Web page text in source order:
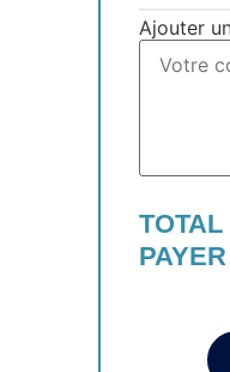
Ajouter
TOTAL
PAYER